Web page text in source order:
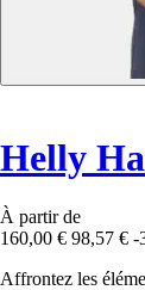
Helly
À partir de
160,00 € 98,57 € -
Affrontez les